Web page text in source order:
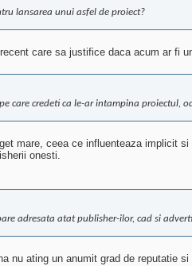
lansarea unui asfel de proiect?
care sa justifice daca acum ar fi
care credeti ca le-ar intampina proiectul,
mare, ceea ce influenteaza implicit si
onesti.
adresata atat publisher-ilor, cad si
nu ating un anumit grad de reputatie si